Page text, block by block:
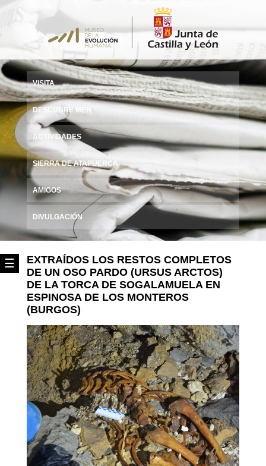
☰
VISITA
DESCUBRE MEH
ACTIVIDADES
SIERRA DE ATAPUERCA
AMIGOS
DIVULGACIÓN
EXTRAÍDOS LOS RESTOS COMPLETOS
DE UN OSO PARDO (URSUS ARCTOS)
DE LA TORCA DE SOGALAMUELA EN
ESPINOSA DE LOS MONTEROS
(BURGOS)